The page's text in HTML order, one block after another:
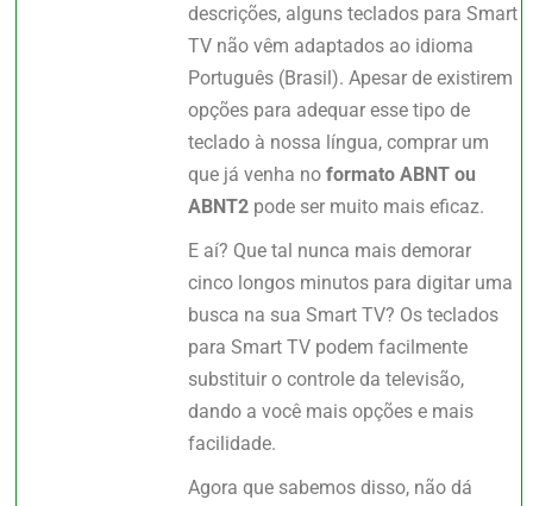
descrições, alguns teclados para Smart
TV não vêm adaptados ao idioma
Português (Brasil). Apesar de existirem
opções para adequar esse tipo de
teclado à nossa língua, comprar um
que já venha noformato ABNT ou
ABNT2 pode ser muito mais eficaz.
E aí? Que tal nunca mais demorar
cinco longos minutos para digitar uma
busca na sua Smart TV? Os teclados
para Smart TV podem facilmente
substituir o controle da televisão,
dando a você mais opções e mais
facilidade.
Agora que sabemos disso, não dá